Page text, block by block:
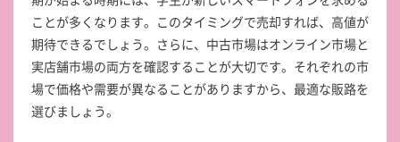
ことが多くなります。このタイミングで売却すれば、高値が
期待できるでしょう。さらに、中古市場はオンライン市場と
実店舗市場の両方を確認することが大切です。それぞれの市
場で価格や需要が異なることがありますから、最適な販路を
選びましょう。